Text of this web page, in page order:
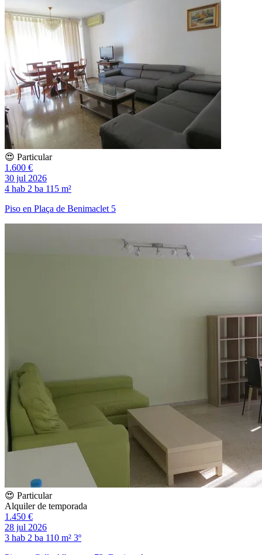
😍 Particular
1.600 €
30 jul 2026
4 hab 2 ba 115 m²
Piso en Plaça de Benimaclet 5
😍 Particular
Alquiler de temporada
1.450 €
28 jul 2026
3 hab 2 ba 110 m² 3º